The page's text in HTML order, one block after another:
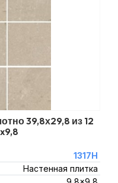
39,8х29,8 из 12
1317H
Настенная плитка